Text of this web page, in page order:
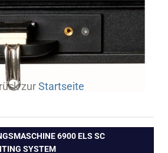
zurStartseite
6900 ELS SC
SYSTEM